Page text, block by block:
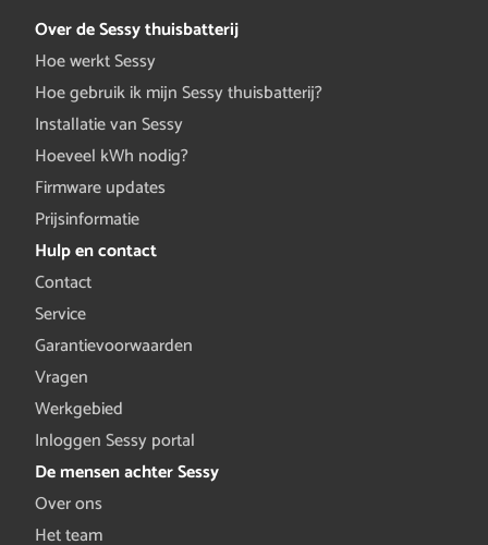
Over de Sessy thuisbatterij
Hoe werkt Sessy
Hoe gebruik ik mijn Sessy thuisbatterij?
Installatie van Sessy
Hoeveel kWh nodig?
Firmware updates
Prijsinformatie
Hulp en contact
Contact
Service
Garantievoorwaarden
Vragen
Werkgebied
Inloggen Sessy portal
De mensen achter Sessy
Over ons
Het team